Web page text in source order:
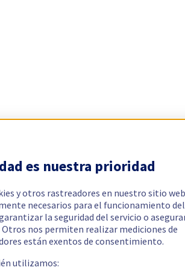
es nuestra prioridad
y otros rastreadores en nuestro sitio
necesarios para el funcionamiento del
la seguridad del servicio o
nos permiten realizar mediciones de
están exentos de consentimiento.
utilizamos: